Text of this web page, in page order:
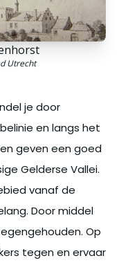
Utrecht
je door
en langs het
geven een goed
Gelderse Vallei.
vanaf de
Door middel
Op
tegen en ervaar